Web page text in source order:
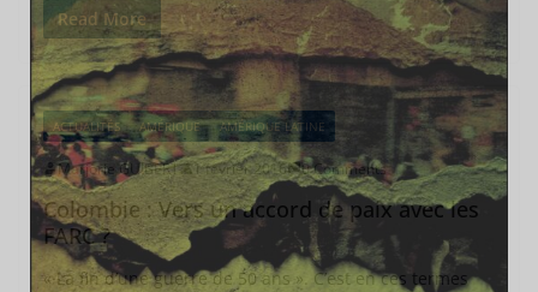
Read More
ACTUALITÉS AMÉRIQUE AMÉRIQUE LATINE
Marjorie GUIBERT 1 février 2016 0 Comments
Colombie : Vers un accord de paix avec les
FARC ?
« La fin d’une guerre de 50 ans ». C’est en ces termes